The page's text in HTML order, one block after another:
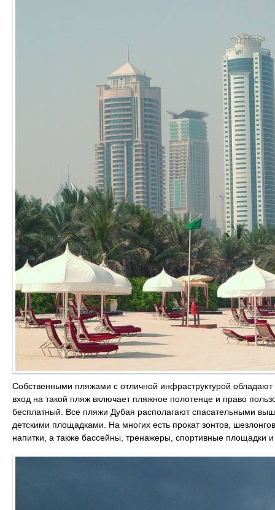
Собственными пляжами с отличной инфраструктурой
вход на такой пляж включает пляжное полотенце и право
бесплатный. Все пляжи Дубая располагают спасательными
детскими площадками. На многих есть прокат зонтов,
напитки, а также бассейны, тренажеры, спортивные площадки и